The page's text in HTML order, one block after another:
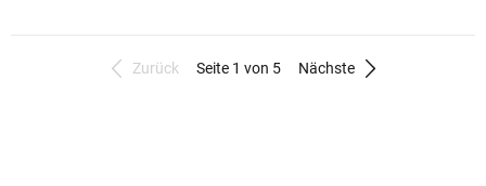
Zurück Seite 1 von 5 Nächste